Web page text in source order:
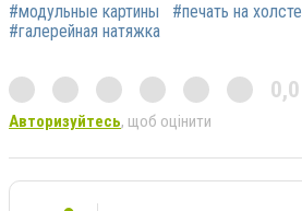
#модульные картины #печать на холсте
#галерейная натяжка
0,0
Авторизуйтесь, щоб оцінити